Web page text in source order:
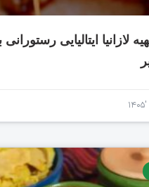
لازانیا ایتالیایی